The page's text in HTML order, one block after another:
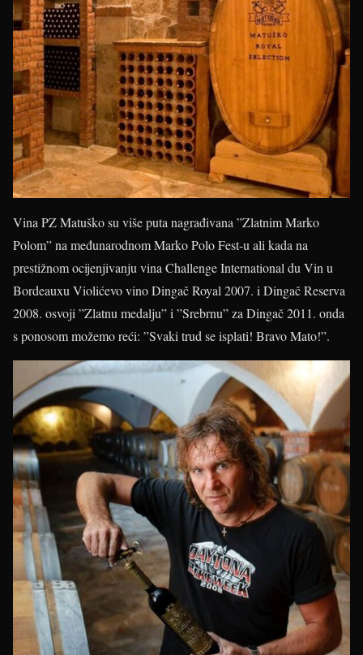
Vina PZ Matuško su više puta nagrađivana ”Zlatnim Marko
Polom” na međunarodnom Marko Polo Fest-u ali kada na
prestižnom ocijenjivanju vina Challenge International du Vin u
Bordeauxu Violićevo vino Dingač Royal 2007. i Dingač Reserva
2008. osvoji ”Zlatnu medalju” i ”Srebrnu” za Dingač 2011. onda
s ponosom možemo reći: ”Svaki trud se isplati! Bravo Mato!”.